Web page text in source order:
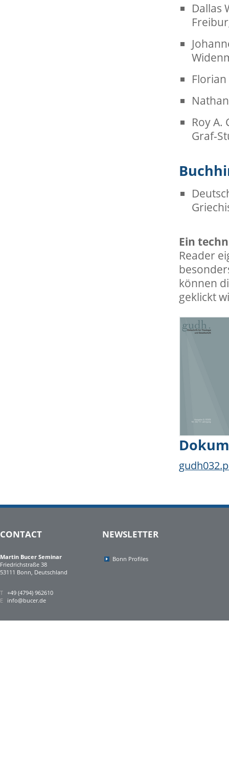
Dallas
Roy
Graf-
Ein
Reader
können
geklickt
CONTACT
Martin Bucer Seminar
Friedrichstraße 38
53111 Bonn, Deutschland
T +49 (4794) 962610
E info@bucer.de
NEWSLETTER
Bonn Profiles